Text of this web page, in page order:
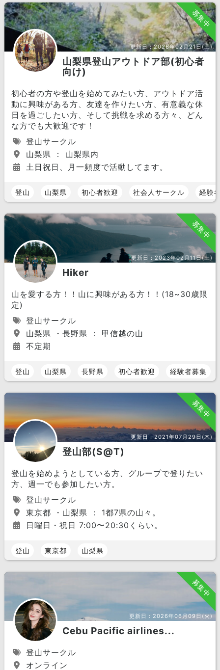
募集中
更新日：2026年02月21日(土)
山梨県登山アウトドア部(初心者
向け)
初心者の方や登山を始めてみたい方、アウトドア活
動に興味がある方、友達を作りたい方、有意義な休
日を過ごしたい方、そして挑戦を求める方々、どん
な方でも大歓迎です！
登山サークル
山梨県 ： 山梨県内
土日祝日、月一頻度で活動してます。
登山 山梨県 初心者歓迎 社会人サークル 経験
募集中
更新日：2023年02月11日(土)
Hiker
山を愛する方！！山に興味がある方！！(18~30歳限
定)
登山サークル
山梨県 ・長野県 ： 甲信越の山
不定期
登山 山梨県 長野県 初心者歓迎 経験者募集
募集中
更新日：2021年07月29日(木)
登山部(S@T)
登山を始めようとしている方、グループで登りたい
方、週一でも参加したい方。
登山サークル
東京都 ・山梨県 ： 1都7県の山々。
日曜日・祝日 7:00〜20:30くらい。
登山 東京都 山梨県
募集中
更新日： 2026年06月09日(火)
Cebu Pacific airlines...
登山サークル
オンライン